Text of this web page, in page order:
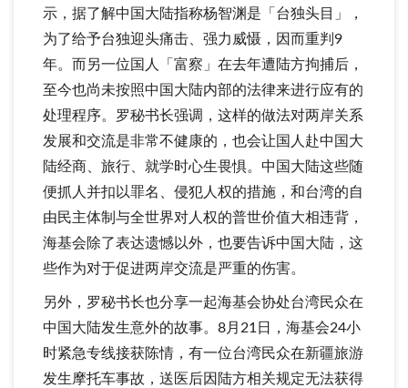
示，据了解中国大陆指称杨智渊是「台独头目」，
为了给予台独迎头痛击、强力威慑，因而重判9
年。而另一位国人「富察」在去年遭陆方拘捕后，
至今也尚未按照中国大陆内部的法律来进行应有的
处理程序。罗秘书长强调，这样的做法对两岸关系
发展和交流是非常不健康的，也会让国人赴中国大
陆经商、旅行、就学时心生畏惧。中国大陆这些随
便抓人并扣以罪名、侵犯人权的措施，和台湾的自
由民主体制与全世界对人权的普世价值大相违背，
海基会除了表达遗憾以外，也要告诉中国大陆，这
些作为对于促进两岸交流是严重的伤害。
另外，罗秘书长也分享一起海基会协处台湾民众在
中国大陆发生意外的故事。8月21日，海基会24小
时紧急专线接获陈情，有一位台湾民众在新疆旅游
发生摩托车事故，送医后因陆方相关规定无法获得